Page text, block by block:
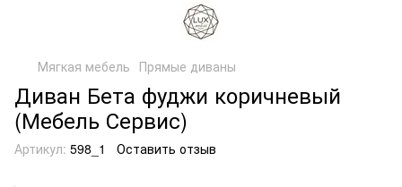
Мягкая мебель Прямые диваны
Диван Бета фуджи коричневый
(Мебель Сервис)
Артикул: 598_1 Оставить отзыв